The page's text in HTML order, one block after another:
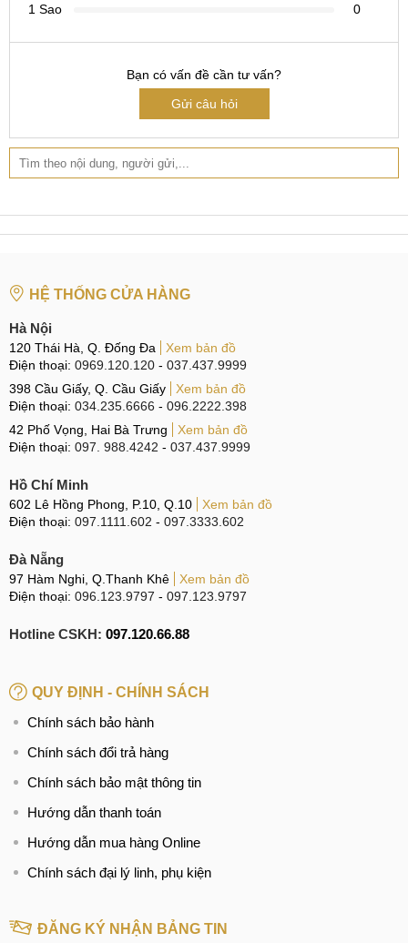
1 Sao
0
Bạn có vấn đề cần tư vấn?
Gửi câu hỏi
HỆ THỐNG CỬA HÀNG
Hà Nội
120 Thái Hà, Q. Đống Đa
Xem bản đồ
Điện thoại: 0969.120.120 - 037.437.9999
398 Cầu Giấy, Q. Cầu Giấy
Xem bản đồ
Điện thoại: 034.235.6666 - 096.2222.398
42 Phố Vọng, Hai Bà Trưng
Xem bản đồ
Điện thoại: 097. 988.4242 - 037.437.9999
Hồ Chí Minh
602 Lê Hồng Phong, P.10, Q.10
Xem bản đồ
Điện thoại: 097.1111.602 - 097.3333.602
Đà Nẵng
97 Hàm Nghi, Q.Thanh Khê
Xem bản đồ
Điện thoại: 096.123.9797 - 097.123.9797
Hotline CSKH: 097.120.66.88
QUY ĐỊNH - CHÍNH SÁCH
Chính sách bảo hành
Chính sách đổi trả hàng
Chính sách bảo mật thông tin
Hướng dẫn thanh toán
Hướng dẫn mua hàng Online
Chính sách đại lý linh, phụ kiện
ĐĂNG KÝ NHẬN BẢNG TIN